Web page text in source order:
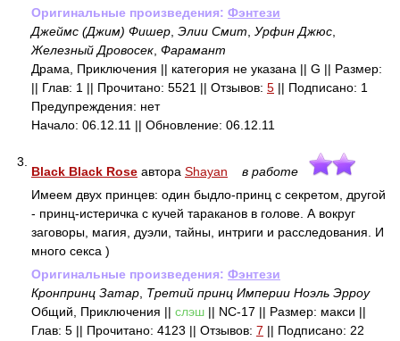
Оригинальные произведения: Фэнтези
Джеймс (Джим) Фишер Элии Смит Урфин Джюс
Железный Дровосек Фарамант
Драма, Приключения || категория не указана || G || Размер:
|| Глав: 1 || Прочитано: 5521 || Отзывов: 5 || Подписано: 1
Предупреждения: нет
Начало: 06.12.11 || Обновление: 06.12.11
3.
Black Black Rose автора Shayan
в работе
Имеем двух принцев: один быдло-принц с секретом, другой
- принц-истеричка с кучей тараканов в голове. А вокруг
заговоры, магия, дуэли, тайны, интриги и расследования. И
много секса )
Оригинальные произведения: Фэнтези
Кронпринц Затар Третий принц Империи Ноэль Эрроу
Общий, Приключения || слэш || NC-17 || Размер: макси ||
Глав: 5 || Прочитано: 4123 || Отзывов: 7 || Подписано: 22